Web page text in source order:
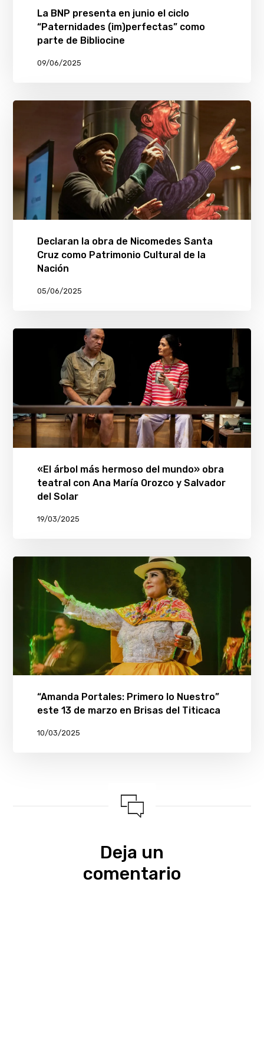
La BNP presenta en junio el ciclo
“Paternidades (im)perfectas” como
parte de Bibliocine
09/06/2025
Declaran la obra de Nicomedes Santa
Cruz como Patrimonio Cultural de la
Nación
05/06/2025
«El árbol más hermoso del mundo» obra
teatral con Ana María Orozco y Salvador
del Solar
19/03/2025
“Amanda Portales: Primero lo Nuestro”
este 13 de marzo en Brisas del Titicaca
10/03/2025
Deja un
comentario